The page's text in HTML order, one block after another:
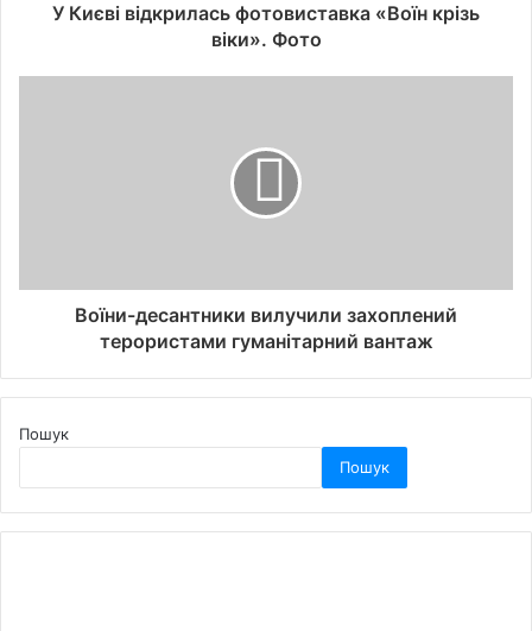
У Києві відкрилась фотовиставка «Воїн крізь
віки». Фото
Воїни-десантники вилучили захоплений
терористами гуманітарний вантаж
Пошук
Пошук